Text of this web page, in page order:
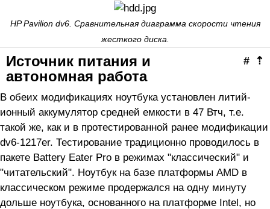
HP Pavilion dv6. Сравнительная диаграмма скорости чтения
жесткого диска.
⇡
#
Источник питания и
автономная работа
В обеих модификациях ноутбука установлен литий-
ионный аккумулятор средней емкости в 47 Втч, т.е.
такой же, как и в протестированной ранее модификации
dv6-1217er. Тестирование традиционно проводилось в
пакете Battery Eater Pro в режимах "классический" и
"читательский". Ноутбук на базе платформы AMD в
классическом режиме продержался на одну минуту
дольше ноутбука, основанного на платформе Intel, но